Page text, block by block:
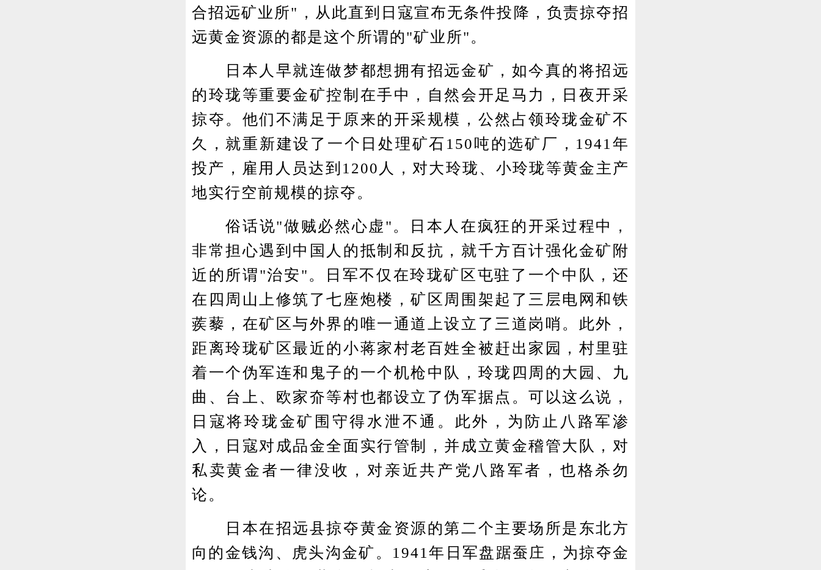
合招远矿业所"，从此直到日寇宣布无条件投降，负责掠夺招
远黄金资源的都是这个所谓的"矿业所"。
日本人早就连做梦都想拥有招远金矿，如今真的将招远
的玲珑等重要金矿控制在手中，自然会开足马力，日夜开采
掠夺。他们不满足于原来的开采规模，公然占领玲珑金矿不
久，就重新建设了一个日处理矿石150吨的选矿厂，1941年
投产，雇用人员达到1200人，对大玲珑、小玲珑等黄金主产
地实行空前规模的掠夺。
俗话说"做贼必然心虚"。日本人在疯狂的开采过程中，
非常担心遇到中国人的抵制和反抗，就千方百计强化金矿附
近的所谓"治安"。日军不仅在玲珑矿区屯驻了一个中队，还
在四周山上修筑了七座炮楼，矿区周围架起了三层电网和铁
蒺藜，在矿区与外界的唯一通道上设立了三道岗哨。此外，
距离玲珑矿区最近的小蒋家村老百姓全被赶出家园，村里驻
着一个伪军连和鬼子的一个机枪中队，玲珑四周的大园、九
曲、台上、欧家夼等村也都设立了伪军据点。可以这么说，
日寇将玲珑金矿围守得水泄不通。此外，为防止八路军渗
入，日寇对成品金全面实行管制，并成立黄金稽管大队，对
私卖黄金者一律没收，对亲近共产党八路军者，也格杀勿
论。
日本在招远县掠夺黄金资源的第二个主要场所是东北方
向的金钱沟、虎头沟金矿。1941年日军盘踞蚕庄，为掠夺金